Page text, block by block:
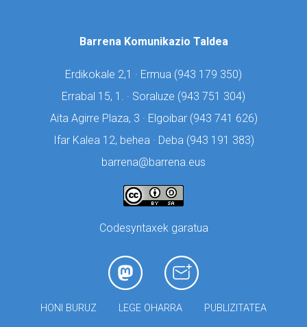
Barrena Komunikazio Taldea
Erdikokale 2,1 · Ermua (943 179 350)
Errabal 15, 1. · Soraluze (943 751 304)
Aita Agirre Plaza, 3 · Elgoibar (943 741 626)
Ifar Kalea 12, behea · Deba (943 191 383)
barrena@barrena.eus
Codesyntaxek garatua
HONI BURUZ LEGE OHARRA PUBLIZITATEA